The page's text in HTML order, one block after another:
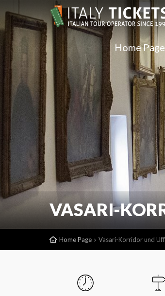
Home Page
VASARI-
Home Page Vasari-Korridor und